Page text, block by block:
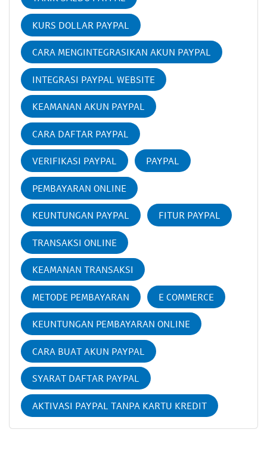
KURS DOLLAR PAYPAL
CARA MENGINTEGRASIKAN AKUN PAYPAL
INTEGRASI PAYPAL WEBSITE
KEAMANAN AKUN PAYPAL
CARA DAFTAR PAYPAL
VERIFIKASI PAYPAL PAYPAL
PEMBAYARAN ONLINE
KEUNTUNGAN PAYPAL FITUR PAYPAL
TRANSAKSI ONLINE
KEAMANAN TRANSAKSI
METODE PEMBAYARAN E COMMERCE
KEUNTUNGAN PEMBAYARAN ONLINE
CARA BUAT AKUN PAYPAL
SYARAT DAFTAR PAYPAL
AKTIVASI PAYPAL TANPA KARTU KREDIT